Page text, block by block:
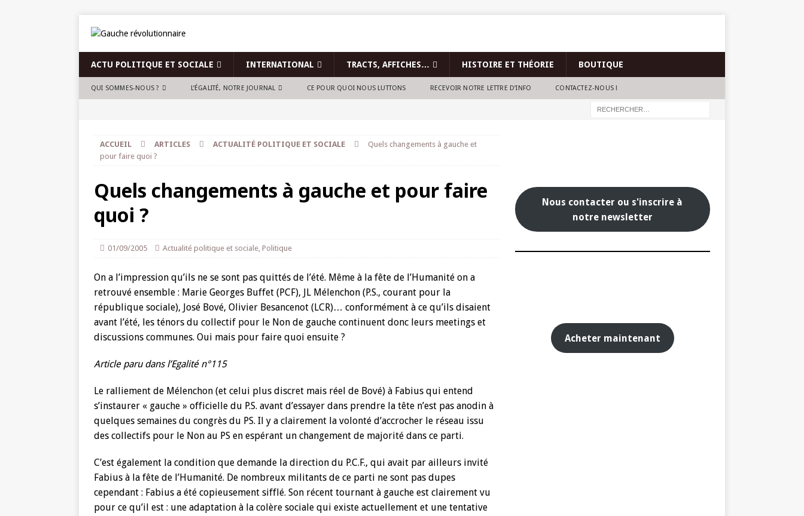
ACTU POLITIQUE ET SOCIALE INTERNATIONAL TRACTS, AFFICHES… HISTOIRE ET THÉORIE BOUTIQUE
QUI SOMMES-NOUS ? L’ÉGALITÉ, NOTRE JOURNAL CE POUR QUOI NOUS LUTTONS RECEVOIR NOTRE LETTRE D’INFO CONTACTEZ-NOUS !
ACCUEIL ARTICLES ACTUALITÉ POLITIQUE ET SOCIALE
Quels changements à gauche et
pour faire quoi ?
Quels changements à gauche et pour faire
quoi ?
01/09/2005 Actualité politique et sociale, Politique
On a l’impression qu’ils ne se sont pas quittés de l’été. Même à la fête de l’Humanité on a
retrouvé ensemble : Marie Georges Buffet (PCF), JL Mélenchon (P.S., courant pour la
république sociale), José Bové, Olivier Besancenot (LCR)… conformément à ce qu’ils disaient
avant l’été, les ténors du collectif pour le Non de gauche continuent donc leurs meetings et
discussions communes. Oui mais pour faire quoi ensuite ?
Article paru dans l’Egalité n°115
Le ralliement de Mélenchon (et celui plus discret mais réel de Bové) à Fabius qui entend
s’instaurer « gauche » officielle du P.S. avant d’essayer dans prendre la tête n’est pas anodin à
quelques semaines du congrès du PS. Il y a clairement la volonté d’accrocher le réseau issu
des collectifs pour le Non au PS en espérant un changement de majorité dans ce parti.
C’est également la condition que demande la direction du P.C.F., qui avait par ailleurs invité
Fabius à la fête de l’Humanité. De nombreux militants de ce parti ne sont pas dupes
cependant : Fabius a été copieusement sifflé. Son récent tournant à gauche est clairement vu
pour ce qu’il est : une adaptation à la colère sociale qui existe actuellement et une tentative
Nous contacter ou s'inscrire à
notre newsletter
Acheter maintenant